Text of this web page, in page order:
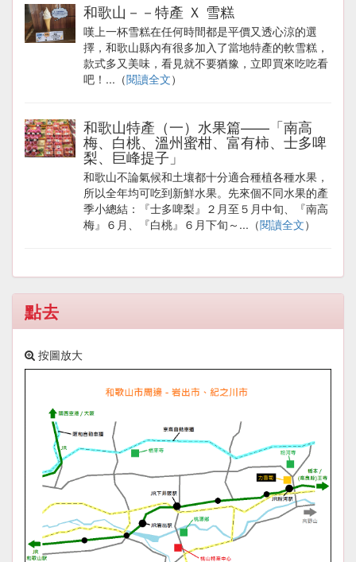
和歌山－－特產 Ｘ 雪糕
嘆上一杯雪糕在任何時間都是平價又透心涼的選
擇，和歌山縣內有很多加入了當地特產的軟雪糕，
款式多又美味，看見就不要猶豫，立即買來吃吃看
吧！...（閱讀全文）
和歌山特產（一）水果篇——「南高
梅、白桃、溫州蜜柑、富有柿、士多啤
梨、巨峰提子」
和歌山不論氣候和土壤都十分適合種植各種水果，
所以全年均可吃到新鮮水果。先來個不同水果的產
季小總結：『士多啤梨』２月至５月中旬、『南高
梅』６月、『白桃』６月下旬～...（閱讀全文）
點去
按圖放大